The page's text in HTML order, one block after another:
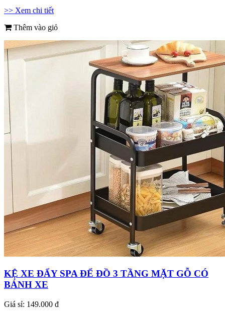
>> Xem chi tiết
Thêm vào giỏ
KỆ XE ĐẨY SPA ĐỂ ĐỒ 3 TẦNG MẶT GỖ CÓ
BÁNH XE
Giá sỉ: 149.000 đ